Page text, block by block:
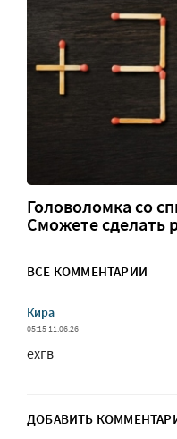
Головоломка со
Сможете сделать
ВСЕ КОММЕНТАРИИ
Кира
05:15 11.06.26
ехгв
ДОБАВИТЬ